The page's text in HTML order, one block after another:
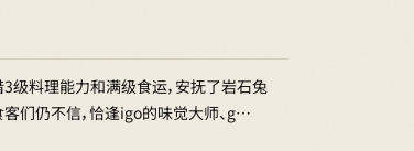
级料理能力和满级食运，安抚了岩石兔
客们仍不信，恰逢igo的味觉大师、g…